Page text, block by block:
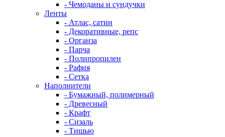
- Чемоданы и сундучки
Ленты
- Атлас, сатин
- Декоративные, репс
- Органза
- Парча
- Полипропилен
- Рафия
- Сетка
Наполнители
- Бумажный, полимерный
- Древесный
- Крафт
- Сизаль
- Тишью